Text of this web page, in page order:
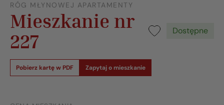
RÓG MŁYNOWEJ APARTAMENTY
Mieszkanie nr
227
Dostępne
Pobierz kartę w PDF Zapytaj o mieszkanie